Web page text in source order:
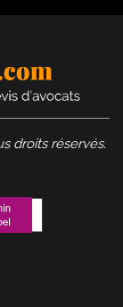
droits réservés.